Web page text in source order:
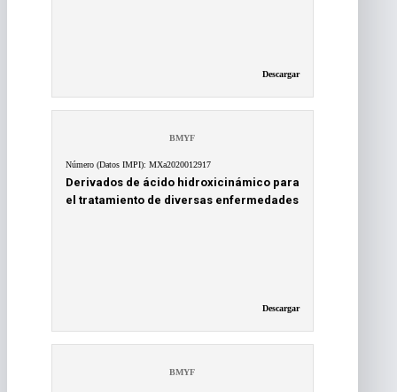
Descargar
BMYF
Número (Datos IMPI): MXa2020012917
Derivados de ácido hidroxicinámico para
el tratamiento de diversas enfermedades
Descargar
BMYF